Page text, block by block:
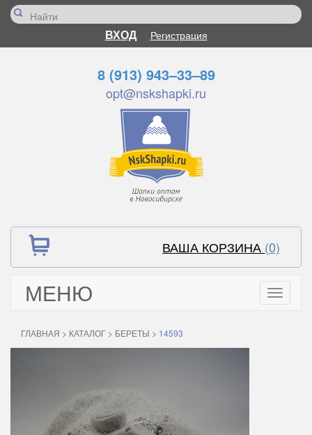
ВХОД Регистрация
8 (913) 943–33–89
opt@nskshapki.ru
ВАША КОРЗИНА (0)
МЕНЮ
Toggle
ГЛАВНАЯ > КАТАЛОГ > БЕРЕТЫ > 14593